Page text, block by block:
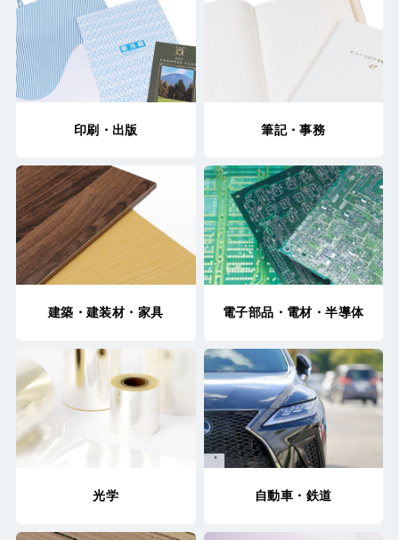
印刷・出版 筆記・事務
建築・建装材・家具 電子部品・電材・半導体
光学 自動車・鉄道